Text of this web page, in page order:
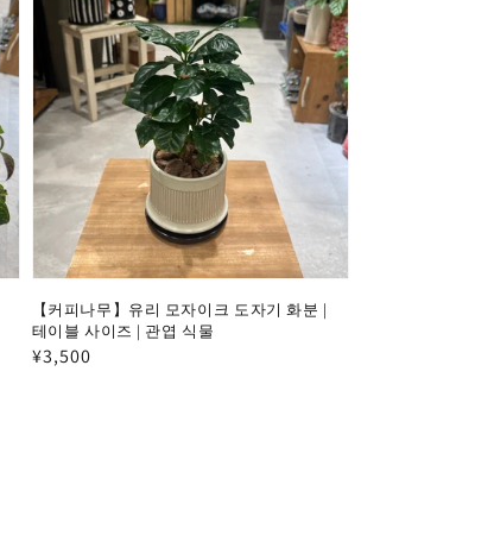
【커피나무】유리 모자이크 도자기 화분 |
테이블 사이즈 | 관엽 식물
정
¥3,500